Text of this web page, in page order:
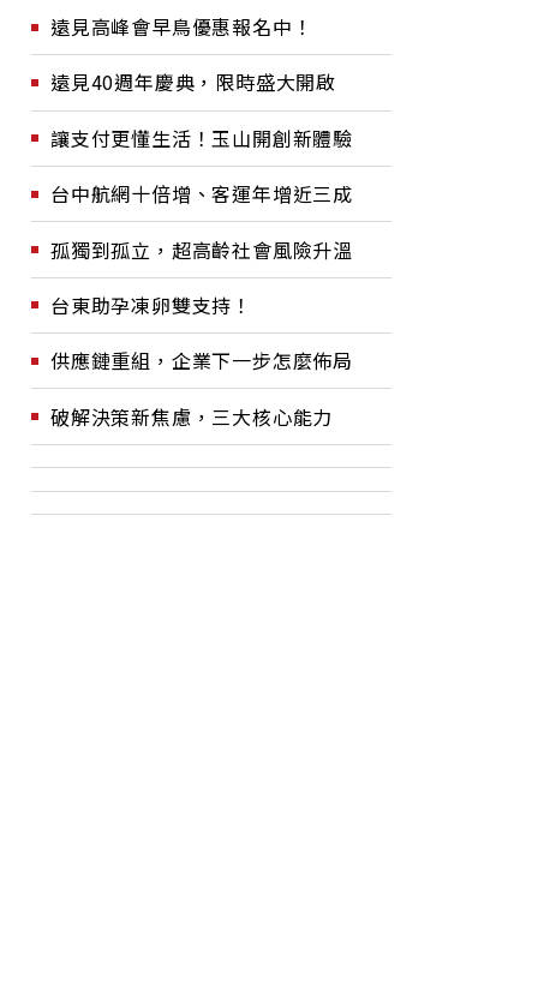
遠見高峰會早鳥優惠報名中！
遠見40週年慶典，限時盛大開啟
讓支付更懂生活！玉山開創新體驗
台中航網十倍增、客運年增近三成
孤獨到孤立，超高齡社會風險升溫
台東助孕凍卵雙支持！
供應鏈重組，企業下一步怎麼佈局
破解決策新焦慮，三大核心能力